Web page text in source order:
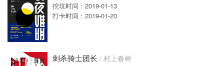
挖坑时间：2019-01-13
打卡时间：2019-01-20
刺杀骑士团长 / 村上春树